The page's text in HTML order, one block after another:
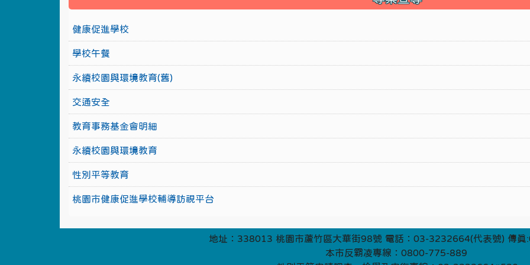
健康促進學校
學校午餐
永續校園與環境教育(舊)
交通安全
教育事務基金會明細
永續校園與環境教育
性別平等教育
桃園市健康促進學校輔導訪視平台
地址：338013 桃園市蘆竹區大華街98號 電話：03-3232664(代表號) 傳
本市反霸凌專線：0800-775-889